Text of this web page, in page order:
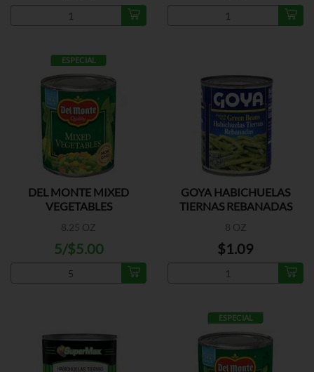
ESPECIAL
DEL MONTE MIXED
VEGETABLES
8.25 OZ
5/$5.00
GOYA HABICHUELAS
TIERNAS REBANADAS
8 OZ
$1.09
ESPECIAL